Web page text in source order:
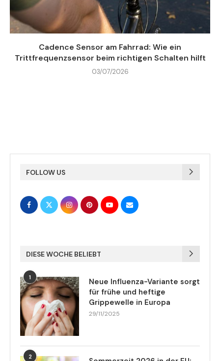
Cadence Sensor am Fahrrad: Wie ein
Trittfrequenzsensor beim richtigen Schalten hilft
03/07/2026
FOLLOW US
DIESE WOCHE BELIEBT
1
Neue Influenza-Variante sorgt
für frühe und heftige
Grippewelle in Europa
29/11/2025
2